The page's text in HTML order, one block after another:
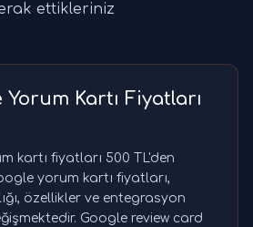
ettikleriniz
Yorum Kartı Fiyatları
kartı fiyatları 500 TL'den
yorum kartı fiyatları,
özellikler ve entegrasyon
Google review card